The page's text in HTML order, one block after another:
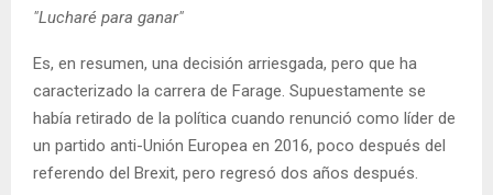
"Lucharé para ganar"
Es, en resumen, una decisión arriesgada, pero que ha
caracterizado la carrera de Farage. Supuestamente se
había retirado de la política cuando renunció como líder de
un partido anti-Unión Europea en 2016, poco después del
referendo del Brexit, pero regresó dos años después.